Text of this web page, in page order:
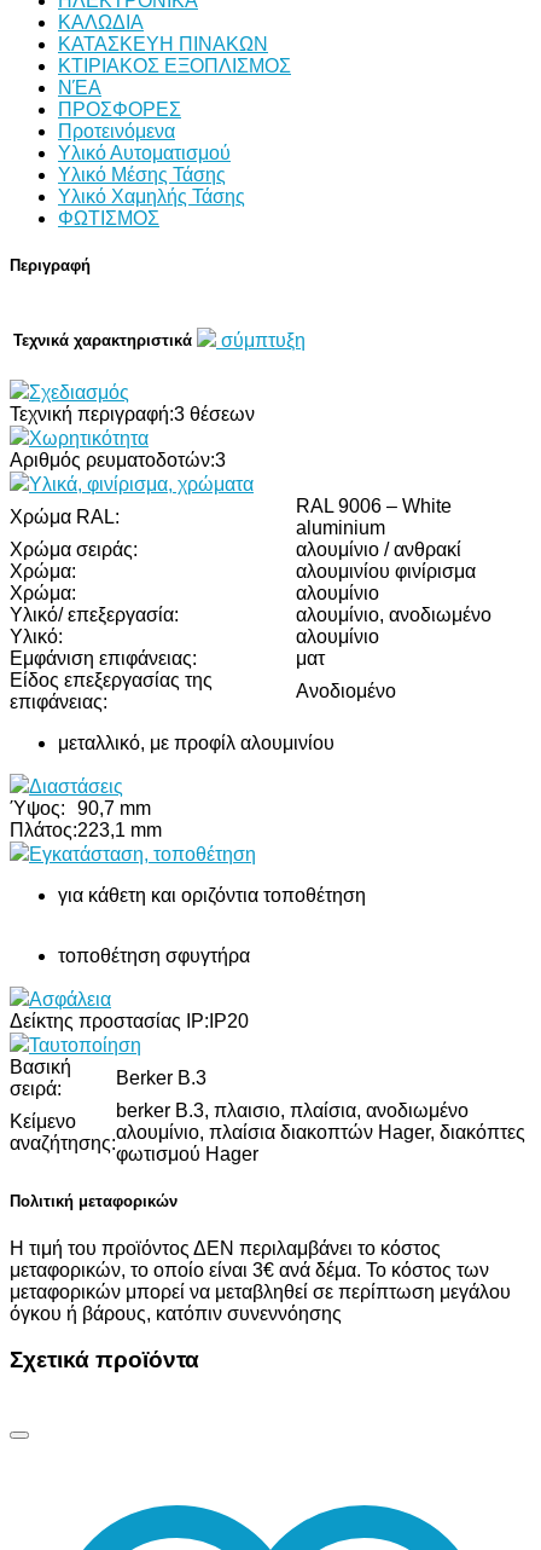
ΚΑΛΩΔΙΑ
ΚΑΤΑΣΚΕΥΗ ΠΙΝΑΚΩΝ
ΚΤΙΡΙΑΚΟΣ ΕΞΟΠΛΙΣΜΟΣ
ΝΈΑ
ΠΡΟΣΦΟΡΕΣ
Προτεινόμενα
Υλικό Αυτοματισμού
Υλικό Μέσης Τάσης
Υλικό Χαμηλής Τάσης
ΦΩΤΙΣΜΟΣ
Περιγραφή
Τεχνικά χαρακτηριστικά σύμπτυξη
Σχεδιασμός
Τεχνική περιγραφή:3 θέσεων
Χωρητικότητα
Αριθμός ρευματοδοτών:3
Υλικά, φινίρισμα, χρώματα
Χρώμα RAL:
RAL 9006 – White
aluminium
Χρώμα σειράς:
αλουμίνιο / ανθρακί
Χρώμα:
αλουμινίου φινίρισμα
Χρώμα:
αλουμίνιο
Υλικό/ επεξεργασία:
αλουμίνιο, ανοδιωμένο
Υλικό:
αλουμίνιο
Εμφάνιση επιφάνειας:
ματ
Είδος επεξεργασίας της
επιφάνειας:
Ανοδιομένο
μεταλλικό, με προφίλ αλουμινίου
Διαστάσεις
Ύψος:
90,7 mm
Πλάτος:223,1 mm
Εγκατάσταση, τοποθέτηση
για κάθετη και οριζόντια τοποθέτηση
τοποθέτηση σφυγτήρα
Ασφάλεια
Δείκτης προστασίας IP: IP20
Ταυτοποίηση
Βασική
σειρά:
Berker B.3
Κείμενο
αναζήτησης:
berker B.3, πλαισιο, πλαίσια, ανοδιωμένο
αλουμίνιο, πλαίσια διακοπτών Hager, διακόπτες
φωτισμού Hager
Πολιτική μεταφορικών
Η τιμή του προϊόντος ΔΕΝ περιλαμβάνει το κόστος
μεταφορικών, το οποίο είναι 3€ ανά δέμα. Το κόστος των
μεταφορικών μπορεί να μεταβληθεί σε περίπτωση μεγάλου
όγκου ή βάρους, κατόπιν συνεννόησης
Σχετικά προϊόντα